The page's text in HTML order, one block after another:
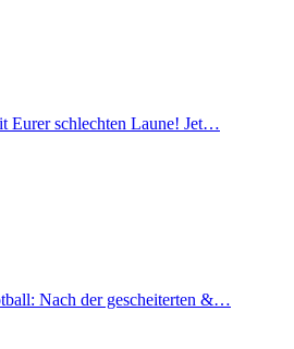
Eurer schlechten Laune! Jet…
Nach der gescheiterten &…